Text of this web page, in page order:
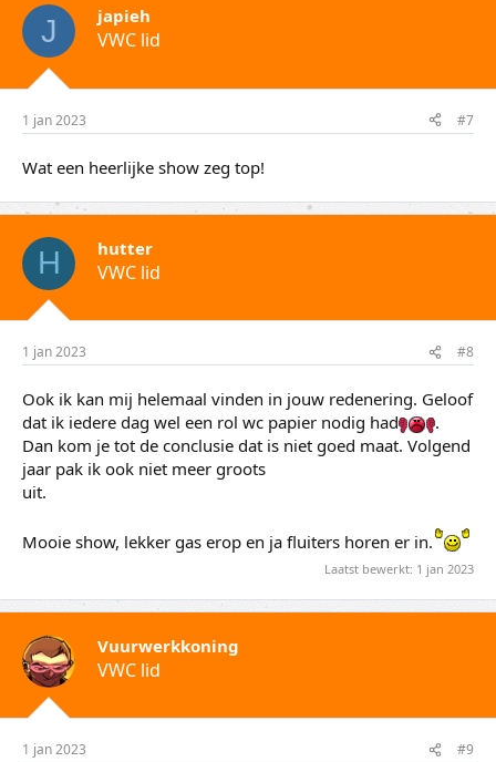
J japieh
VWC lid
1 jan 2023 #7
Wat een heerlijke show zeg top!
H hutter
VWC lid
1 jan 2023 #8
Ook ik kan mij helemaal vinden in jouw redenering. Geloof
dat ik iedere dag wel een rol wc papier nodig had
.
Dan kom je tot de conclusie dat is niet goed maat. Volgend
jaar pak ik ook niet meer groots
uit.
Mooie show, lekker gas erop en ja fluiters horen er in.
Laatst bewerkt: 1 jan 2023
Vuurwerkkoning
VWC lid
1 jan 2023 #9